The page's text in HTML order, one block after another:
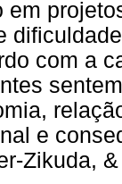
em
com a
e
Zikuda,